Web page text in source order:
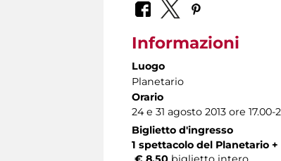
Informazioni
Luogo
Planetario
Orario
24 e 31 agosto 2013 ore 17.00-
Biglietto d'ingresso
1 spettacolo del Planetario